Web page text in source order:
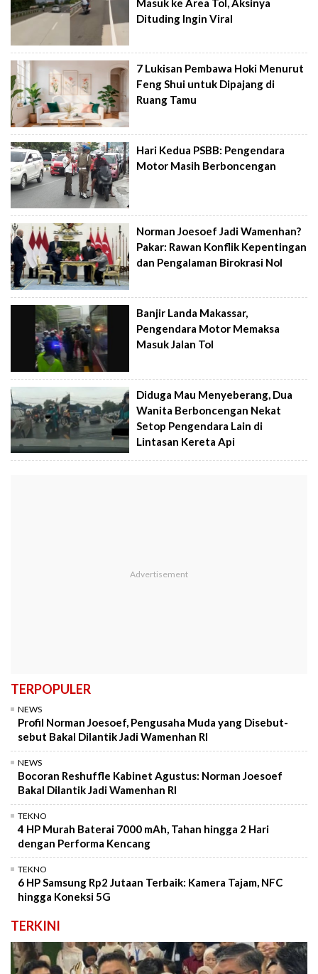
Masuk ke Area Tol, Aksinya
Dituding Ingin Viral
7 Lukisan Pembawa Hoki Menurut
Feng Shui untuk Dipajang di
Ruang Tamu
Hari Kedua PSBB: Pengendara
Motor Masih Berboncengan
Norman Joesoef Jadi Wamenhan?
Pakar: Rawan Konflik Kepentingan
dan Pengalaman Birokrasi Nol
Banjir Landa Makassar,
Pengendara Motor Memaksa
Masuk Jalan Tol
Diduga Mau Menyeberang, Dua
Wanita Berboncengan Nekat
Setop Pengendara Lain di
Lintasan Kereta Api
TERPOPULER
NEWS
Profil Norman Joesoef, Pengusaha Muda yang Disebut-
sebut Bakal Dilantik Jadi Wamenhan RI
NEWS
Bocoran Reshuffle Kabinet Agustus: Norman Joesoef
Bakal Dilantik Jadi Wamenhan RI
TEKNO
4 HP Murah Baterai 7000 mAh, Tahan hingga 2 Hari
dengan Performa Kencang
TEKNO
6 HP Samsung Rp2 Jutaan Terbaik: Kamera Tajam, NFC
hingga Koneksi 5G
TERKINI